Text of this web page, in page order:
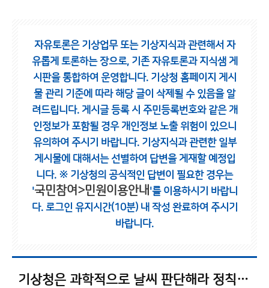
자유토론은 기상업무 또는 기상지식과 관련해서 자
유롭게 토론하는 장으로, 기존 자유토론과 지식샘 게
시판을 통합하여 운영합니다. 기상청 홈페이지 게시
물 관리 기준에 따라 해당 글이 삭제될 수 있음을 알
려드립니다. 게시글 등록 시 주민등록번호와 같은 개
인정보가 포함될 경우 개인정보 노출 위험이 있으니
유의하여 주시기 바랍니다. 기상지식과 관련한 일부
게시물에 대해서는 선별하여 답변을 게재할 예정입
니다. ※ 기상청의 공식적인 답변이 필요한 경우는
'국민참여>민원이용안내 '를 이용하시기 바랍니
다. 로그인 유지시간(10분) 내 작성 완료하여 주시기
바랍니다.
기상청은 과학적으로 날씨 판단해라 정칙적 판단 섞지 말고 무슨 대통령실 대변인 소속이냐